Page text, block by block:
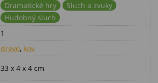
Dramatické hry
Sluch a zvuky
Hudobný sluch
1
drevo, kov
33 x 4 x 4 cm